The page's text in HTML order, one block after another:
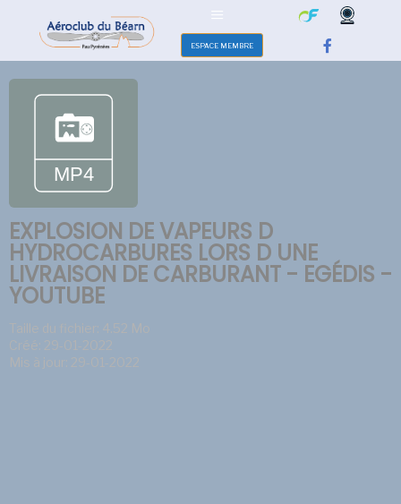
ESPACE MEMBRE
EXPLOSION DE VAPEURS D
HYDROCARBURES LORS D UNE
LIVRAISON DE CARBURANT - EGÉDIS -
YOUTUBE
Taille du fichier: 4.52 Mo
Créé: 29-01-2022
Mis à jour: 29-01-2022